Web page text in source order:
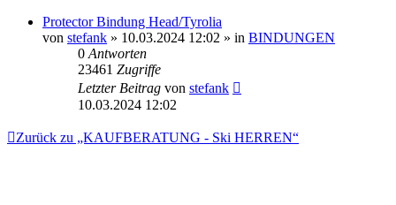
Protector Bindung Head/Tyrolia
von stefank » 10.03.2024 12:02 » in BINDUNGEN
0 Antworten
23461 Zugriffe
Letzter Beitrag von stefank
10.03.2024 12:02
Zurück zu „KAUFBERATUNG - Ski HERREN“